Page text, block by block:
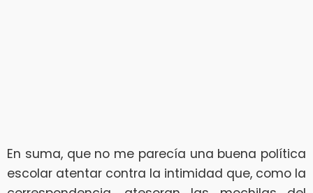
En suma, que no me parecía una buena política
escolar atentar contra la intimidad que, como la